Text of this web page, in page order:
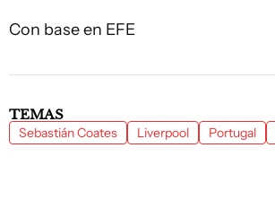
Con base en EFE
TEMAS
Sebastián Coates Liverpool Portugal